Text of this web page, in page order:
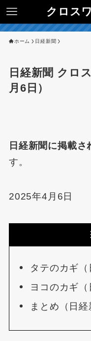
クロス
ホーム 日経新聞
日経新聞 クロ
月6日）
日経新聞に掲載さ
す。
2025年4月6日
タテのカギ（
ヨコのカギ（
まとめ（日経